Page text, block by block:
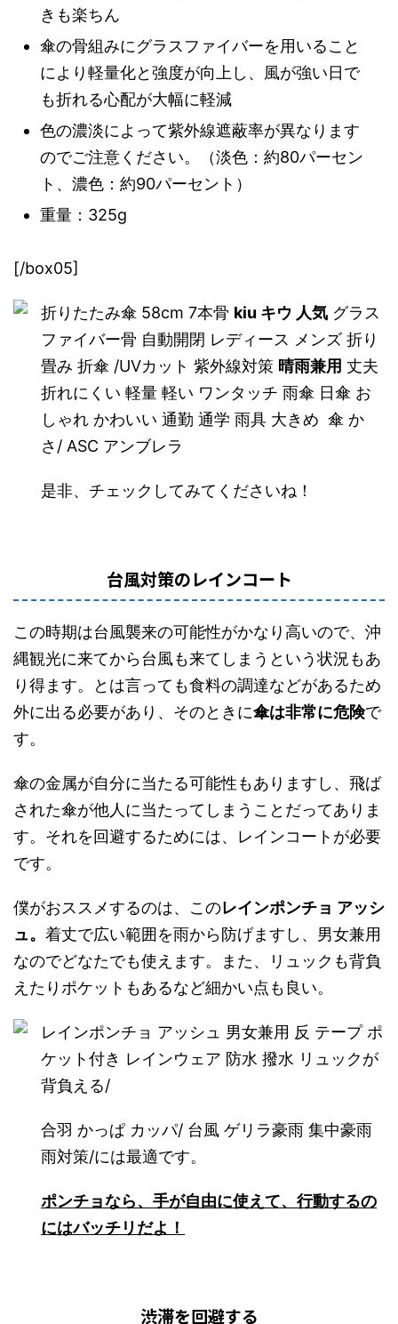
きも楽ちん
傘の骨組みにグラスファイバーを用いること
により軽量化と強度が向上し、風が強い日で
も折れる心配が大幅に軽減
色の濃淡によって紫外線遮蔽率が異なります
のでご注意ください。（淡色：約80パーセン
ト、濃色：約90パーセント）
重量：325g
[/box05]
折りたたみ傘 58cm 7本骨 kiu キウ 人気 グラス
ファイバー骨 自動開閉 レディース メンズ 折り
畳み 折傘 /UVカット 紫外線対策 晴雨兼用 丈夫
折れにくい 軽量 軽い ワンタッチ 雨傘 日傘 お
しゃれ かわいい 通勤 通学 雨具 大きめ 傘 か
さ/ ASC アンブレラ
是非、チェックしてみてくださいね！
台風対策のレインコート
この時期は台風襲来の可能性がかなり高いので、沖
縄観光に来てから台風も来てしまうという状況もあ
り得ます。とは言っても食料の調達などがあるため
外に出る必要があり、そのときに傘は非常に危険で
す。
傘の金属が自分に当たる可能性もありますし、飛ば
された傘が他人に当たってしまうことだってありま
す。それを回避するためには、レインコートが必要
です。
僕がおススメするのは、このレインポンチョ アッシ
ュ。 着丈で広い範囲を雨から防げますし、男女兼用
なのでどなたでも使えます。また、リュックも背負
えたりポケットもあるなど細かい点も良い。
レインポンチョ アッシュ 男女兼用 反 テープ ポ
ケット付き レインウェア 防水 撥水 リュックが
背負える/
合羽 かっぱ カッパ/ 台風 ゲリラ豪雨 集中豪雨
雨対策/には最適です。
ポンチョなら、手が自由に使えて、行動するの
にはバッチリだよ！
渋滞を回避する